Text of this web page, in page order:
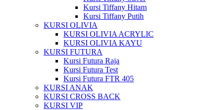
Kursi Tiffany Hitam
Kursi Tiffany Putih
KURSI OLIVIA
KURSI OLIVIA ACRYLIC
KURSI OLIVIA KAYU
KURSI FUTURA
Kursi Futura Raja
Kursi Futura Test
Kursi Futura FTR 405
KURSI ANAK
KURSI CROSS BACK
KURSI VIP